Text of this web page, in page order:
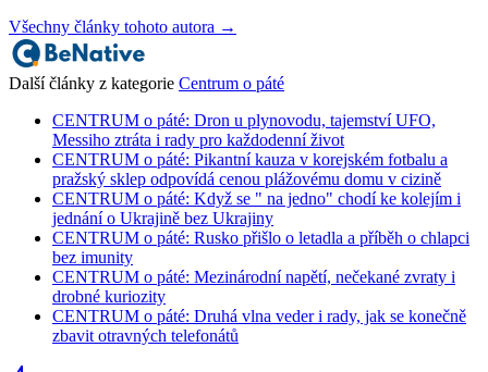
Všechny články tohoto autora →
Další články z kategorie Centrum o páté
CENTRUM o páté: Dron u plynovodu, tajemství UFO,
Messiho ztráta i rady pro každodenní život
CENTRUM o páté: Pikantní kauza v korejském fotbalu a
pražský sklep odpovídá cenou plážovému domu v cizině
CENTRUM o páté: Když se " na jedno" chodí ke kolejím i
jednání o Ukrajině bez Ukrajiny
CENTRUM o páté: Rusko přišlo o letadla a příběh o chlapci
bez imunity
CENTRUM o páté: Mezinárodní napětí, nečekané zvraty i
drobné kuriozity
CENTRUM o páté: Druhá vlna veder i rady, jak se konečně
zbavit otravných telefonátů